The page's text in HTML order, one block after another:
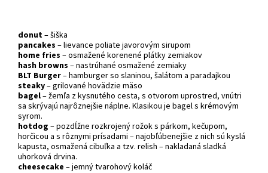
donut– šiška
pancakes – lievance poliate javorovým sirupom
home fries – osmažené korenené plátky zemiakov
hash browns – nastrúhané osmažené zemiaky
BLT Burger– hamburger so slaninou, šalátom a paradajkou
steaky– grilované hovädzie mäso
bagel– žemľa z kysnutého cesta, s otvorom uprostred, vnútri
sa skrývajú najrôznejšie náplne. Klasikou je bagel s krémovým
syrom.
hotdog – pozdĺžne rozkrojený rožok s párkom, kečupom,
horčicou a s rôznymi prísadami – najobľúbenejšie z nich sú kyslá
kapusta, osmažená cibuľka a tzv. relish – nakladaná sladká
uhorková drvina.
cheesecake – jemný tvarohový koláč